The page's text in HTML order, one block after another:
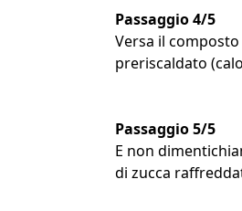
Passaggio 4/5
Versa il
preriscaldato
Passaggio 5/5
E non
di zucca